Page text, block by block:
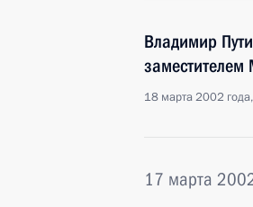
Владимир
заместителем
18 марта 2002
17 марта